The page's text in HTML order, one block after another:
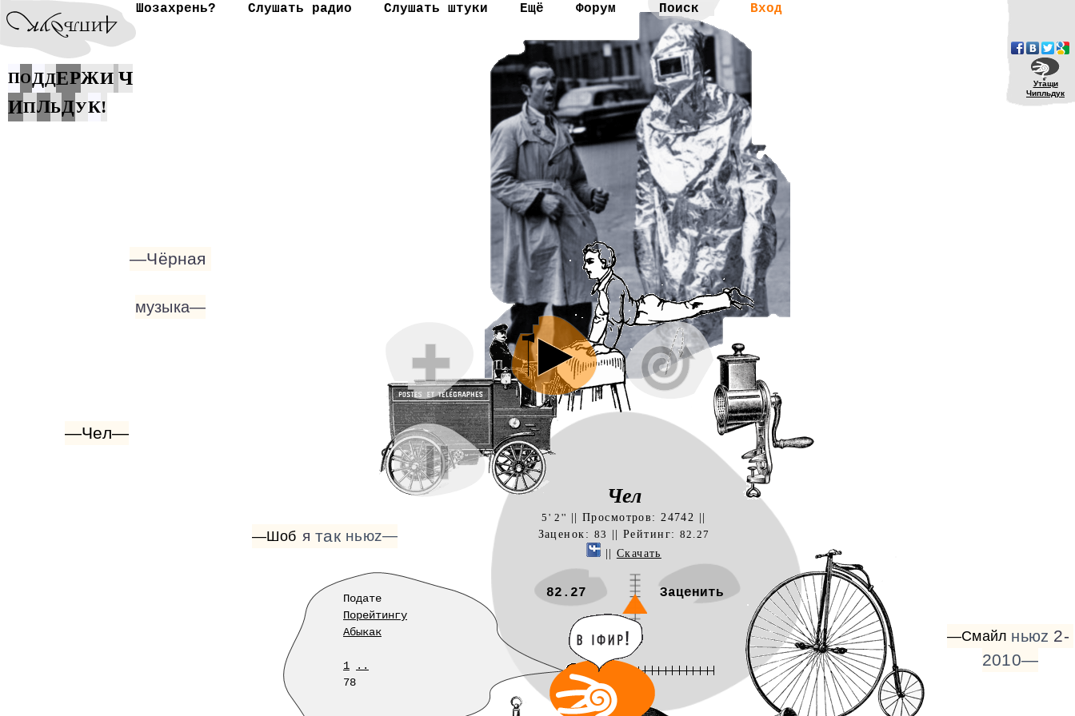
Шозахрень? Слушать радио Слушать штуки Ещё Форум Вход
Утащи
Чипльдук
ПОДДЕРЖИ Ч
ИПЛЬДУК!
Чел
5' 2'' || Просмотров: 24742 ||
Заценок: 83 || Рейтинг: 82.27
|| Скачать
82.27 Заценить
Подате
Порейтингу
Абыкак
1
..
78
—Чел—
—Чёрная
музыка—
ньюz—
—Смайл ньюz 2-
2010—